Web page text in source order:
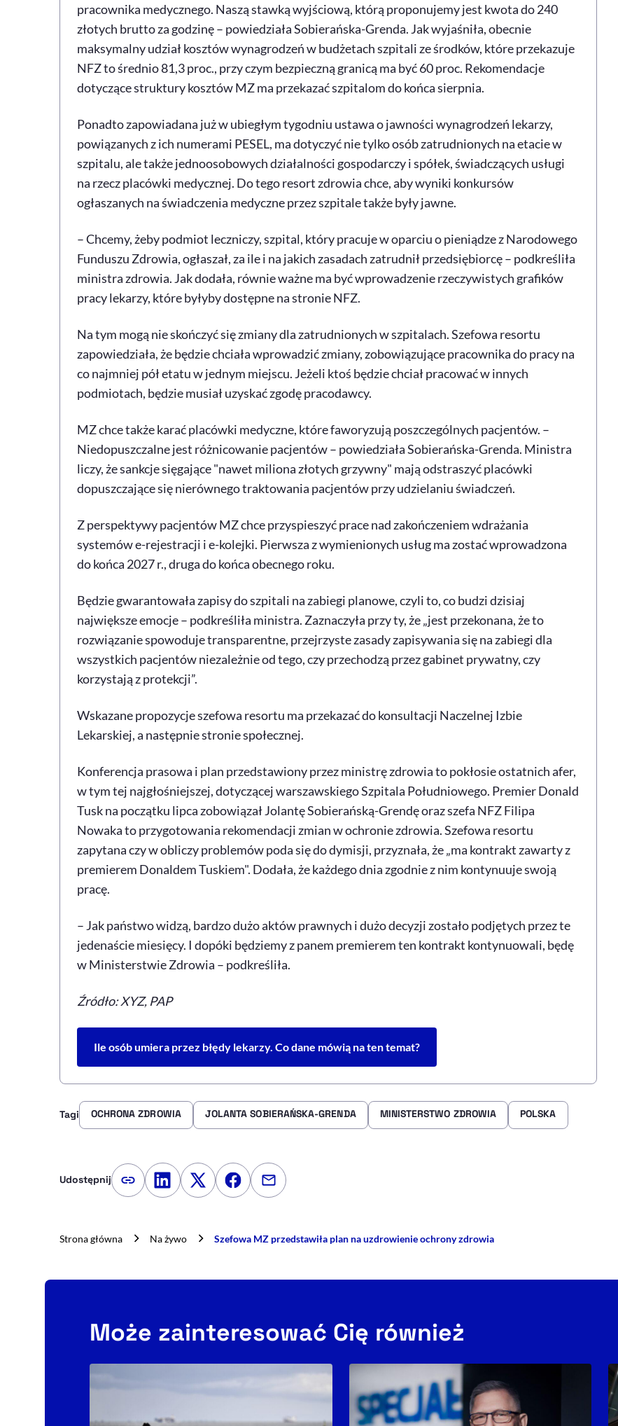
pracownika medycznego. Naszą stawką wyjściową, którą proponujemy jest kwota do 240
złotych brutto za godzinę – powiedziała Sobierańska-Grenda. Jak wyjaśniła, obecnie
maksymalny udział kosztów wynagrodzeń w budżetach szpitali ze środków, które przekazuje
NFZ to średnio 81,3 proc., przy czym bezpieczną granicą ma być 60 proc. Rekomendacje
dotyczące struktury kosztów MZ ma przekazać szpitalom do końca sierpnia.
Ponadto zapowiadana już w ubiegłym tygodniu ustawa o jawności wynagrodzeń lekarzy,
powiązanych z ich numerami PESEL, ma dotyczyć nie tylko osób zatrudnionych na etacie w
szpitalu, ale także jednoosobowych działalności gospodarczy i spółek, świadczących usługi
na rzecz placówki medycznej. Do tego resort zdrowia chce, aby wyniki konkursów
ogłaszanych na świadczenia medyczne przez szpitale także były jawne.
– Chcemy, żeby podmiot leczniczy, szpital, który pracuje w oparciu o pieniądze z Narodowego
Funduszu Zdrowia, ogłaszał, za ile i na jakich zasadach zatrudnił przedsiębiorcę – podkreśliła
ministra zdrowia. Jak dodała, równie ważne ma być wprowadzenie rzeczywistych grafików
pracy lekarzy, które byłyby dostępne na stronie NFZ.
Na tym mogą nie skończyć się zmiany dla zatrudnionych w szpitalach. Szefowa resortu
zapowiedziała, że będzie chciała wprowadzić zmiany, zobowiązujące pracownika do pracy na
co najmniej pół etatu w jednym miejscu. Jeżeli ktoś będzie chciał pracować w innych
podmiotach, będzie musiał uzyskać zgodę pracodawcy.
MZ chce także karać placówki medyczne, które faworyzują poszczególnych pacjentów. –
Niedopuszczalne jest różnicowanie pacjentów – powiedziała Sobierańska-Grenda. Ministra
liczy, że sankcje sięgające "nawet miliona złotych grzywny" mają odstraszyć placówki
dopuszczające się nierównego traktowania pacjentów przy udzielaniu świadczeń.
Z perspektywy pacjentów MZ chce przyspieszyć prace nad zakończeniem wdrażania
systemów e-rejestracji i e-kolejki. Pierwsza z wymienionych usług ma zostać wprowadzona
do końca 2027 r., druga do końca obecnego roku.
Będzie gwarantowała zapisy do szpitali na zabiegi planowe, czyli to, co budzi dzisiaj
największe emocje – podkreśliła ministra. Zaznaczyła przy ty, że „jest przekonana, że to
rozwiązanie spowoduje transparentne, przejrzyste zasady zapisywania się na zabiegi dla
wszystkich pacjentów niezależnie od tego, czy przechodzą przez gabinet prywatny, czy
korzystają z protekcji”.
Wskazane propozycje szefowa resortu ma przekazać do konsultacji Naczelnej Izbie
Lekarskiej, a następnie stronie społecznej.
Konferencja prasowa i plan przedstawiony przez ministrę zdrowia to pokłosie ostatnich afer,
w tym tej najgłośniejszej, dotyczącej warszawskiego Szpitala Południowego. Premier Donald
Tusk na początku lipca zobowiązał Jolantę Sobierańską-Grendę oraz szefa NFZ Filipa
Nowaka to przygotowania rekomendacji zmian w ochronie zdrowia. Szefowa resortu
zapytana czy w obliczy problemów poda się do dymisji, przyznała, że „ma kontrakt zawarty z
premierem Donaldem Tuskiem". Dodała, że każdego dnia zgodnie z nim kontynuuje swoją
pracę.
– Jak państwo widzą, bardzo dużo aktów prawnych i dużo decyzji zostało podjętych przez te
jedenaście miesięcy. I dopóki będziemy z panem premierem ten kontrakt kontynuowali, będę
w Ministerstwie Zdrowia – podkreśliła.
Źródło: XYZ, PAP
Ile osób umiera przez błędy lekarzy. Co dane mówią na ten temat?
Tagi OCHRONA ZDROWIA JOLANTA SOBIERAŃSKA-GRENDA MINISTERSTWO ZDROWIA POLSKA
Udostępnij Kopiuj link artykułu
Udostępnij na LinkedIn
Udostępnij na Twitterze
Udostępnij na Facebooku
Udostępnij przez e-mail
Strona główna Na żywo Szefowa MZ przedstawiła plan na uzdrowienie ochrony zdrowia
Może zainteresować Cię również